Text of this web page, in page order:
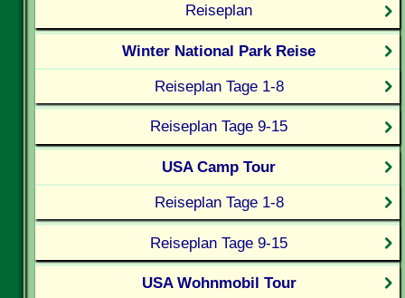
Reiseplan
Winter National Park Reise
Reiseplan Tage 1-8
Reiseplan Tage 9-15
USA Camp Tour
Reiseplan Tage 1-8
Reiseplan Tage 9-15
USA Wohnmobil Tour